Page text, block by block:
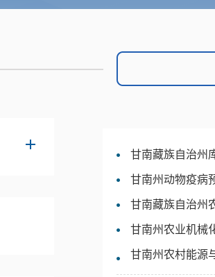
甘南藏族自治州
甘南州动物疫病
甘南藏族自治州
甘南州农业机械
甘南州农村能源